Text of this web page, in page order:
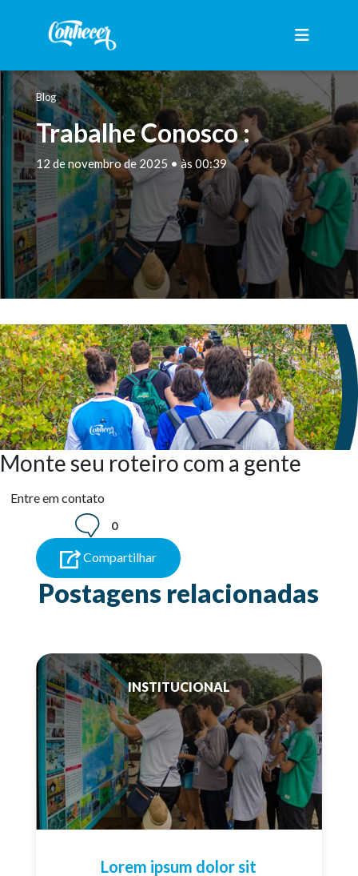
Blog
Trabalhe Conosco :
12 de novembro de 2025 • às 00:39
Monte seu roteiro com a gente
Entre em contato
0
Compartilhar
Postagens relacionadas
INSTITUCIONAL
Lorem ipsum dolor sit